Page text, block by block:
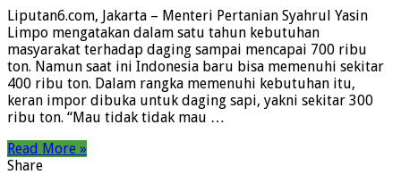
Liputan6.com, Jakarta – Menteri Pertanian Syahrul Yasin
Limpo mengatakan dalam satu tahun kebutuhan
masyarakat terhadap daging sampai mencapai 700 ribu
ton. Namun saat ini Indonesia baru bisa memenuhi sekitar
400 ribu ton. Dalam rangka memenuhi kebutuhan itu,
keran impor dibuka untuk daging sapi, yakni sekitar 300
ribu ton. “Mau tidak tidak mau …
Read More »
Share